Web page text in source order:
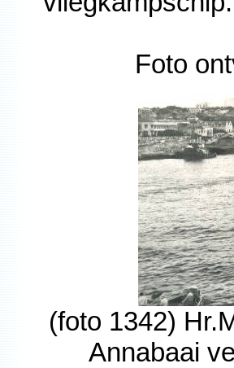
Foto
(foto 1342)
Annabaai